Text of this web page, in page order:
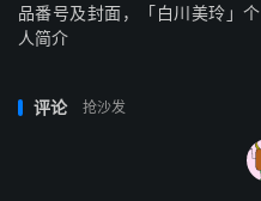
品番号及封面，「白川美玲」个
人简介
评论 抢沙发